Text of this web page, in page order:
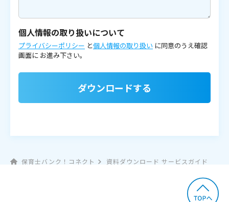
個人情報の取り扱いについて
プライバシーポリシー と個人情報の取り扱い に同意のうえ確認
画面に お進み下さい。
ダウンロードする
保育士バンク！コネクト 資料ダウンロード サービスガイド